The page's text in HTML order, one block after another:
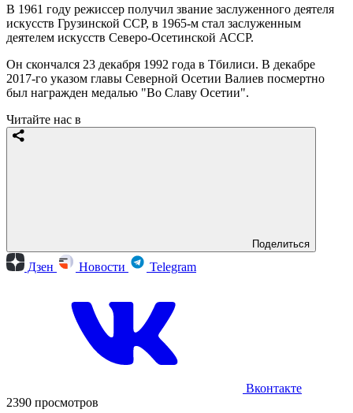
В 1961 году режиссер получил звание заслуженного деятеля
искусств Грузинской ССР, в 1965-м стал заслуженным
деятелем искусств Северо-Осетинской АССР.
Он скончался 23 декабря 1992 года в Тбилиси. В декабре
2017-го указом главы Северной Осетии Валиев посмертно
был награжден медалью "Во Славу Осетии".
Читайте нас в
Поделиться
Дзен Новости Telegram
Вконтакте
2390 просмотров